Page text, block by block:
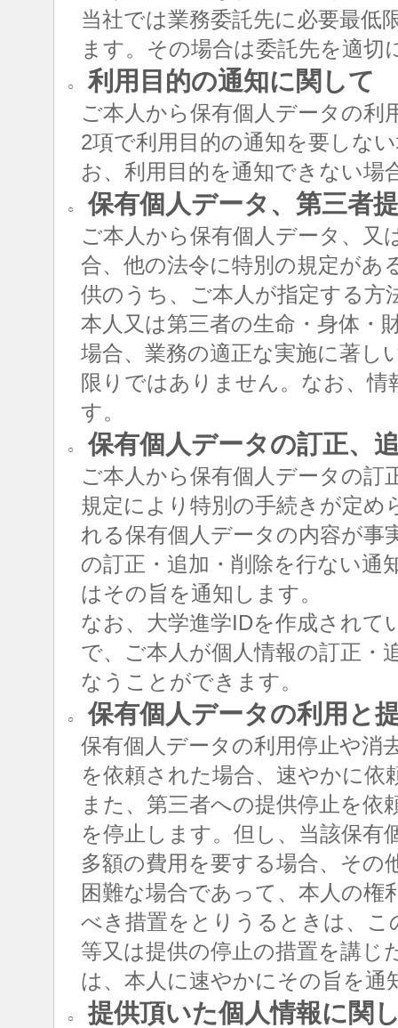
当社では業務委託先に必要最低
ます。その場合は委託先を適切
○ 利用目的の通知に関して
ご本人から保有個人データの利
2項で利用目的の通知を要しな
お、利用目的を通知できない場
○ 保有個人データ、第三者
ご本人から保有個人データ、又
合、他の法令に特別の規定があ
供のうち、ご本人が指定する方
本人又は第三者の生命・身体・
場合、業務の適正な実施に著し
限りではありません。なお、
す。
○ 保有個人データの訂正、
ご本人から保有個人データの訂
規定により特別の手続きが定め
れる保有個人データの内容が事
の訂正・追加・削除を行ない通
はその旨を通知します。
なお、大学進学IDを作成されて
で、ご本人が個人情報の訂正・
なうことができます。
○ 保有個人データの利用と
保有個人データの利用停止や消
を依頼された場合、速やかに
また、第三者への提供停止を
を停止します。但し、当該保有
多額の費用を要する場合、その
困難な場合であって、本人の
べき措置をとりうるときは、
等又は提供の停止の措置を講
は、本人に速やかにその旨を通
○ 提供頂いた個人情報に関